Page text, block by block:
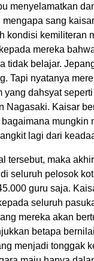
menyelamatkan
mengapa sang
kondisi kemiliteran
mereka
tidak belajar.
Tapi nyatanya
yang dahsyat
Nagasaki. Kaisar
mungkin
lagi dari
tersebut, maka
seluruh pelosok
guru saja.
seluruh
mereka akan
betapa
menjadi tonggak